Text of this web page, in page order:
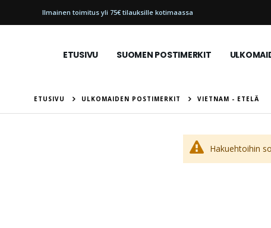
Ilmainen toimitus yli 75€ tilauksille kotimaassa
ETUSIVU SUOMEN POSTIMERKIT
ETUSIVU ULKOMAIDEN POSTIMERKIT VIETNAM - ETELÄ
Hakuehtoihin